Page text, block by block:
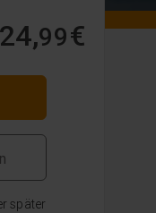
24,99€
später